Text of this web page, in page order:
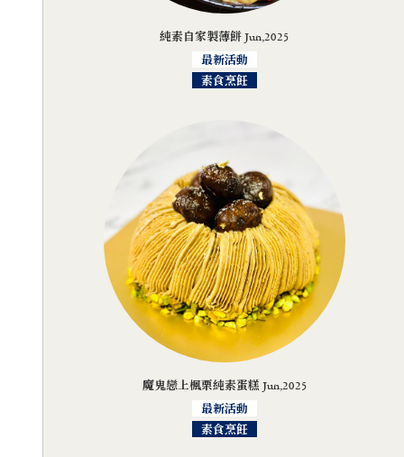
純素自家製薄餅 Jun,2025
最新活動
素食烹飪
魔鬼戀上楓栗純素蛋糕 Jun,2025
最新活動
素食烹飪